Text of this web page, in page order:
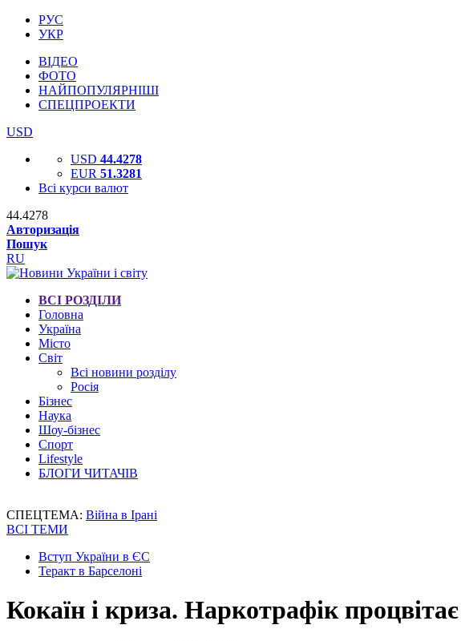
РУС
УКР
ВІДЕО
ФОТО
НАЙПОПУЛЯРНІШІ
СПЕЦПРОЕКТИ
USD
USD 44.4278
EUR 51.3281
Всі курси валют
44.4278
Авторизація
Пошук
RU
ВСІ РОЗДІЛИ
Головна
Україна
Місто
Світ
Всі новини розділу
Росія
Бізнес
Наука
Шоу-бізнес
Спорт
Lifestyle
БЛОГИ ЧИТАЧІВ
СПЕЦТЕМА: Війна в Ірані
ВСІ ТЕМИ
Вступ України в ЄС
Теракт в Барселоні
Кокаїн і криза. Наркотрафік